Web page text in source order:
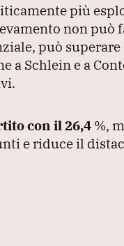
più
non può
può
a Schlein e a
con il 26,4%,
e riduce il